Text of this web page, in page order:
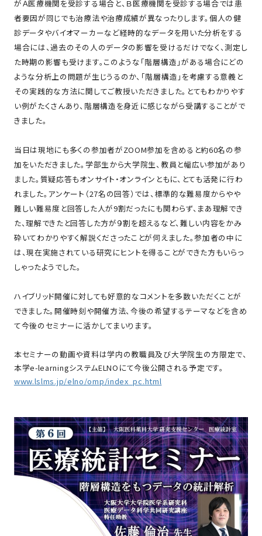
がＡ医療機関を受診する場合と、Ｂ医療機関を受診する場合では患
者要因が同じでも治療法や治療成績が異なったりします。個人の健
診データやバイオマーカーなど経時的なデータを用いた分析をする
場合には、過去のその人のデータの影響を受けるだけでなく、測定し
た時期の影響も受けます。このような「階層構造」がある場合にどの
ような分析上の問題が生じうるのか、「階層構造」を考慮する意義と
その実践的な方法に関してご教授いただきました。とてもわかりやす
い例がたくさんあり、階層構造を身近に感じながら受講することがで
きました。
当日は現地にも多くの参加者がZOOM参加を含めると約60名の参
加をいただきました。学部生から大学院生、教員と幅広い参加があり
ました。質疑応答もオンサイト・オンラインともに、とても活発に行わ
れました。アンケート（27名の回答）では、標準的な難易度からやや
難しい難易度と回答した人が9割だったにも関わらず、まあ理解でき
た、理解できたと回答した方が９割を超えるなど、難しい内容をかみ
砕いてわかりやすく解説くださったことが伺えました。参加者の中に
は、現在実施されている研究にヒントを得ることができた方もいらっ
しゃったようでした。
ハイブリッド開催に対しても好意的なコメントを多数いただくことが
できました。開催時刻や開催方法、今後の希望するテーマなどを含め
て今後のセミナーに活かしてまいります。
本セミナーの動画や資料は学内の教職員及び大学院生の方限定で、
本学e-learningシステムELNOにて今後公開される予定です。
www.lslms.jp/elno/omp/index_pc.html